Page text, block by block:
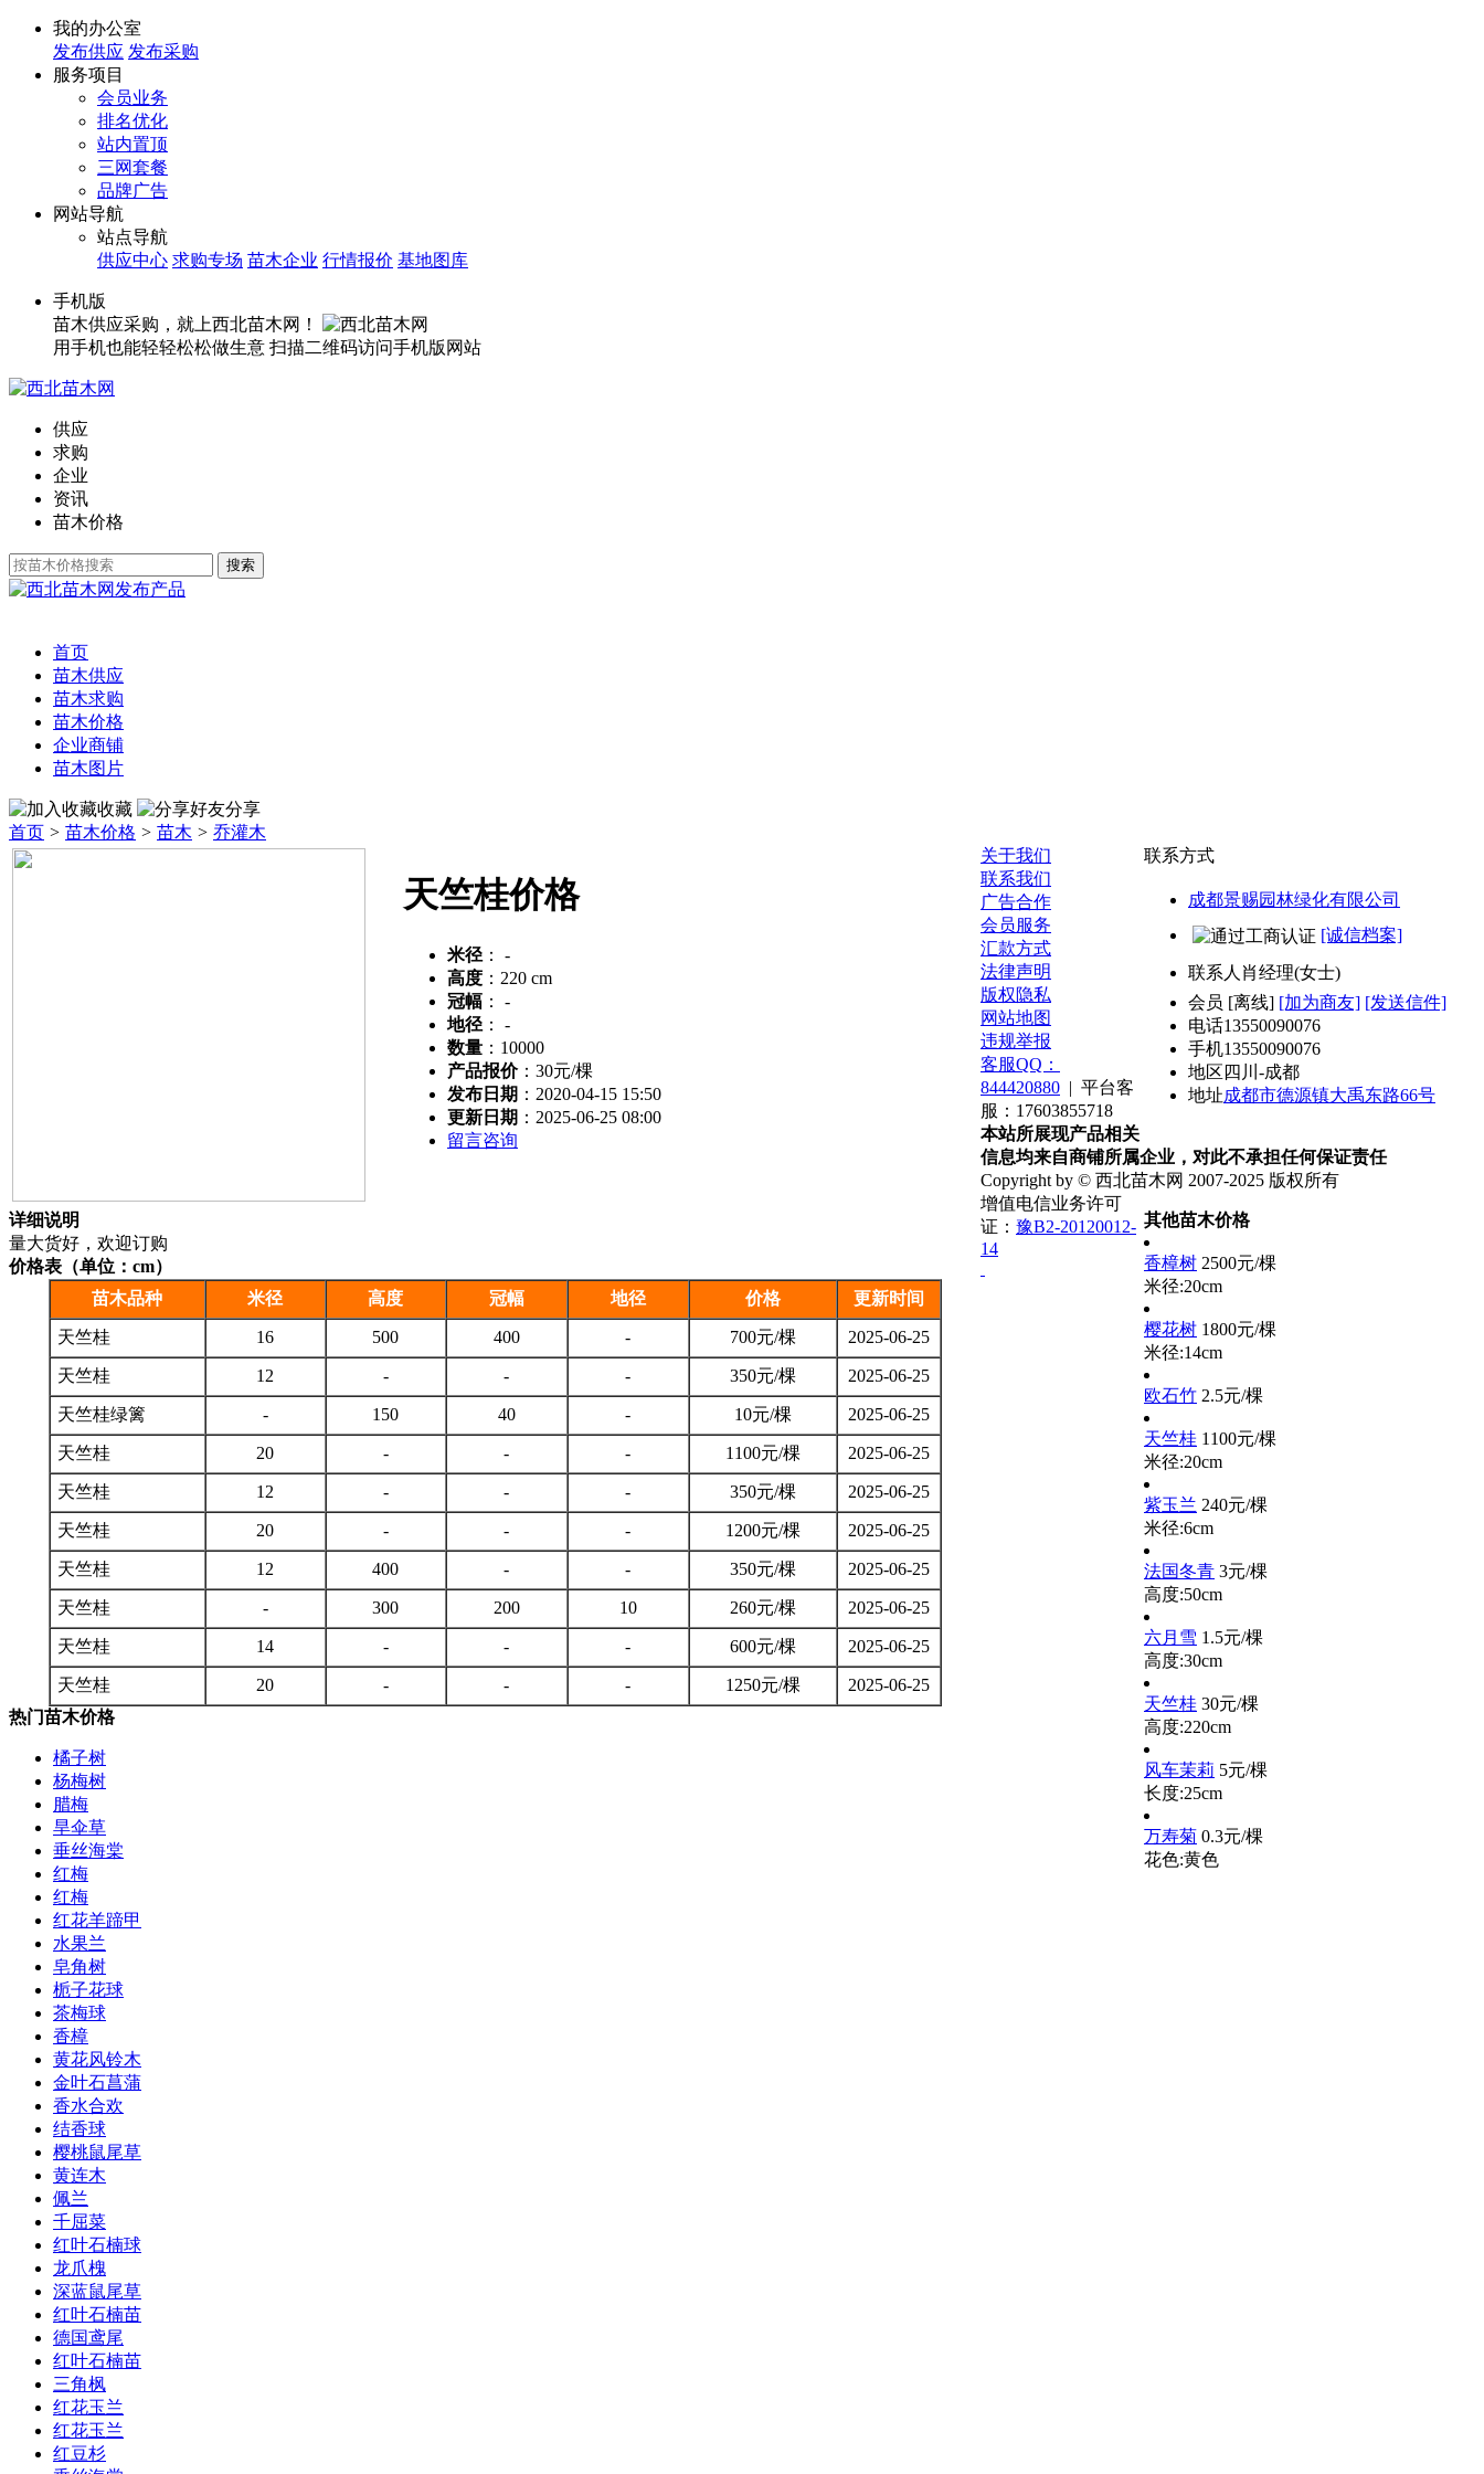
我的办公室
发布供应 发布采购
服务项目
会员业务
排名优化
站内置顶
三网套餐
品牌广告
网站导航
站点导航
供应中心 求购专场 苗木企业 行情报价 基地图库
手机版
苗木供应采购，就上西北苗木网！
用手机也能轻轻松松做生意 扫描二维码访问手机版网站
供应
求购
企业
资讯
苗木价格
发布产品
首页
苗木供应
苗木求购
苗木价格
企业商铺
苗木图片
收藏
分享
首页 > 苗木价格 > 苗木 > 乔灌木
天竺桂价格
米径 ：
-
高度 ： 220 cm
冠幅 ：
-
地径 ：
-
数量 ： 10000
产品报价： 30元/棵
发布日期 ：2020-04-15 15:50
更新日期 ：2025-06-25 08:00
留言咨询
联系方式
成都景赐园林绿化有限公司
[诚信档案]
联系人 肖经理(女士)
会员 [离线] [加为商友] [发送信件]
电话13550090076
手机13550090076
地区 四川-成都
地址成都市德源镇大禹东路66号
详细说明
量大货好，欢迎订购
价格表（单位：cm）
苗木品种
米径 高度 冠幅 地径 价格 更新时间
天竺桂 16 500 400 - 700元/棵 2025-06-25
天竺桂 12 - - - 350元/棵 2025-06-25
天竺桂绿篱 - 150 40 - 10元/棵 2025-06-25
天竺桂 20 - - - 1100元/棵 2025-06-25
天竺桂 12 - - - 350元/棵 2025-06-25
天竺桂 20 - - - 1200元/棵 2025-06-25
天竺桂 12 400 - - 350元/棵 2025-06-25
天竺桂 - 300 200 10 260元/棵 2025-06-25
天竺桂 14 - - - 600元/棵 2025-06-25
天竺桂 20 - - - 1250元/棵
2025-06-25
热门苗木价格
橘子树
杨梅树
腊梅
旱伞草
垂丝海棠
红梅
红梅
红花羊蹄甲
水果兰
皂角树
栀子花球
茶梅球
香樟
黄花风铃木
金叶石菖蒲
香水合欢
结香球
樱桃鼠尾草
黄连木
佩兰
千屈菜
红叶石楠球
龙爪槐
深蓝鼠尾草
红叶石楠苗
德国鸢尾
红叶石楠苗
三角枫
红花玉兰
红花玉兰
红豆杉
其他苗木价格
香樟树 2500元/棵
米径:20cm
樱花树 1800元/棵
米径:14cm
欧石竹 2.5元/棵
天竺桂 1100元/棵
米径:20cm
紫玉兰 240元/棵
米径:6cm
法国冬青 3元/棵
高度:50cm
六月雪 1.5元/棵
高度:30cm
天竺桂 30元/棵
高度:220cm
风车茉莉 5元/棵
长度:25cm
万寿菊 0.3元/棵
花色:黄色
关于我们
联系我们
广告合作
会员服务
汇款方式
法律声明
版权隐私
网站地图
违规举报
客服QQ：
844420880 | 平台客
服：17603855718
本站所展现产品相关
信息均来自商铺所属企业，对此不承担任何保证责任
Copyright by © 西北苗木网 2007-2025 版权所有
增值电信业务许可
证： 豫B2-20120012-
14